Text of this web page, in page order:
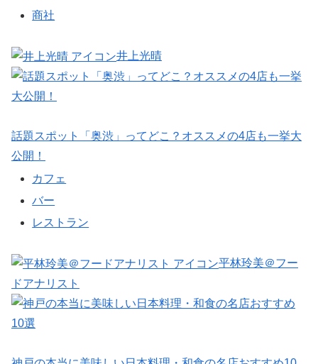
商社
井上光晴
話題スポット「奥渋」ってどこ？オススメの4店も一挙大
公開！
カフェ
バー
レストラン
平林玲美＠フー
ドアナリスト